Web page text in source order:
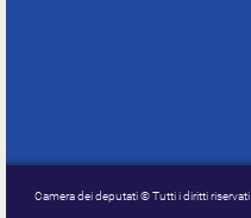
Camera dei deputati © Tutti i diritti riservati